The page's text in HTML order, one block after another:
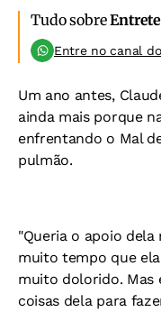
Tudo sobre
Entre no canal
Um ano antes,
ainda mais porque
enfrentando o Mal
pulmão.
"Queria o apoio
muito tempo que
muito dolorido. Mas
coisas dela para